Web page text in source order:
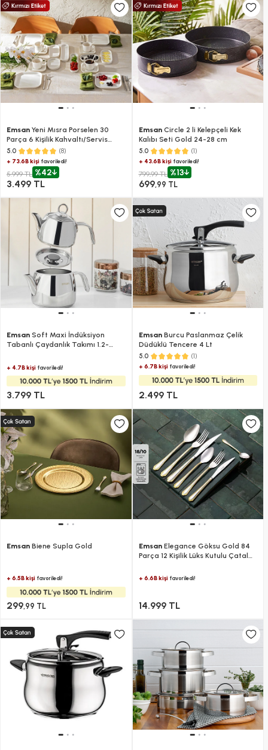
Emsan Yeni Mısra Porselen 30
Parça 6 Kişilik Kahvaltı/Servis
Takımı Beyaz
5.0 (8)
+ 73.6B kişi favoriledi!
5.999 TL %42
3.499 TL
EmsanCircle 2 li Kelepçeli Kek
Kalıbı Seti Gold 24-28 cm
5.0 (1)
+ 43.6B kişifavoriledi!
799,99 TL %13
699,99 TL
Emsan Soft Maxi İndüksiyon
Tabanlı Çaydanlık Takımı 1.2-
+ 4.7B kişi favoriledi!
3.799 TL
EmsanBurcu Paslanmaz Çelik
Düdüklü Tencere 4 Lt
5.0 (1)
+ 6.7B kişifavoriledi!
2.499 TL
Emsan Biene Supla Gold
+ 6.5B kişi favoriledi!
299,99 TL
EmsanElegance Göksu Gold 84
Parça 12 Kişilik Lüks Kutulu Çatal
+ 6.6B kişifavoriledi!
14.999 TL